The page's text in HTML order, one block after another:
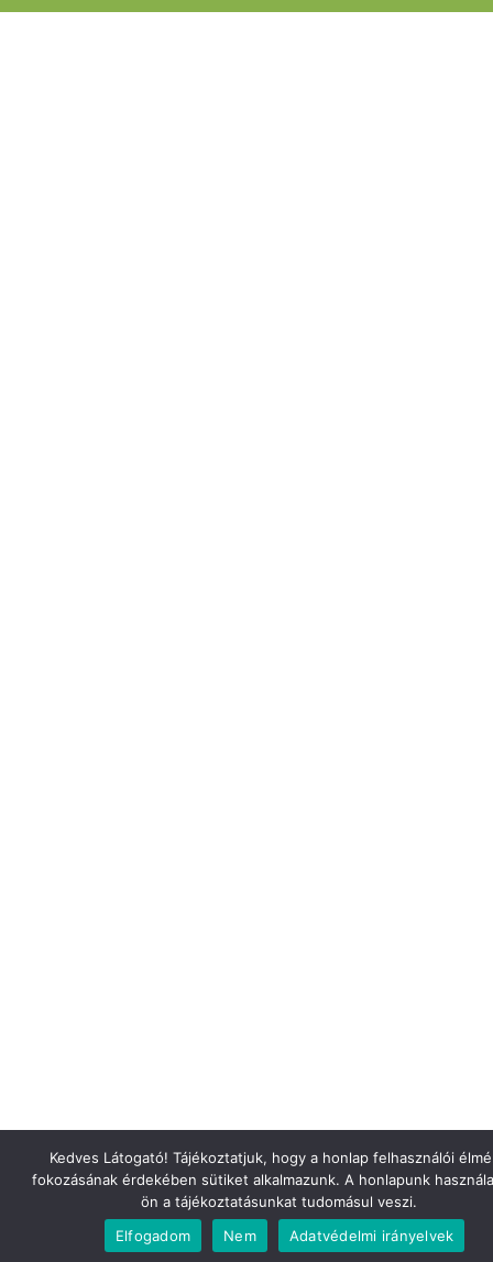
Kedves Látogató! Tájékoztatjuk, hogy a honlap felhasználói
fokozásának érdekében sütiket alkalmazunk. A honlapunk
ön a tájékoztatásunkat tudomásul veszi.
Elfogadom
Nem Adatvédelmi irányelvek